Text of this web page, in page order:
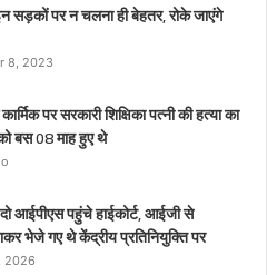
सड़कों पर न चलना ही बेहतर, रोके जाएंगे
8, 2023
पर सरकारी शिक्षिका पत्नी की हत्या का
बस 08 माह हुए थे
आईपीएस पहुंचे हाईकोर्ट, आईजी से
भेजे गए थे केंद्रीय प्रतिनियुक्ति पर
2026